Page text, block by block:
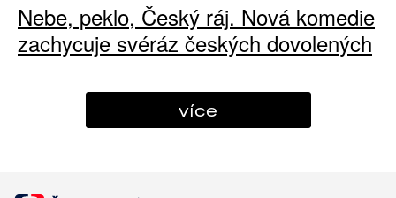
Nebe, peklo, Český ráj. Nová komedie
zachycuje svéráz českých dovolených
více